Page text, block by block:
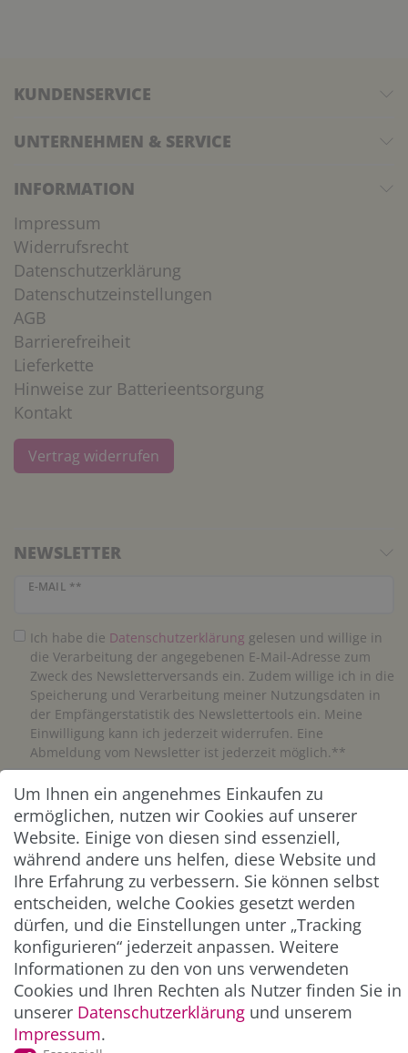
KUNDENSERVICE
UNTERNEHMEN & SERVICE
INFORMATION
Impressum
Widerrufsrecht
Datenschutzerklärung
Datenschutzeinstellungen
AGB
Barrierefreiheit
Lieferkette
Hinweise zur Batterieentsorgung
Kontakt
Vertrag widerrufen
NEWSLETTER
E-MAIL **
Newsletter Honig
Ich habe die Daten­schutz­erklärung gelesen und willige in
die Verarbeitung der angegebenen E-Mail-Adresse zum
Zweck des Newsletterversands ein. Zudem willige ich in die
Speicherung und Verarbeitung meiner Nutzungsdaten in
der Empfängerstatistik des Newslettertools ein. Meine
Einwilligung kann ich jederzeit widerrufen. Eine
Abmeldung vom Newsletter ist jederzeit möglich.**
Abonnieren
** Hierbei handelt es sich um ein Pflichtfeld.
ZAHLUNG & VERSAND
Um Ihnen ein angenehmes Einkaufen zu
ermöglichen, nutzen wir Cookies auf unserer
Website. Einige von diesen sind essenziell,
während andere uns helfen, diese Website und
Ihre Erfahrung zu verbessern. Sie können selbst
entscheiden, welche Cookies gesetzt werden
dürfen, und die Einstellungen unter „Tracking
konfigurieren“ jederzeit anpassen. Weitere
Informationen zu den von uns verwendeten
Cookies und Ihren Rechten als Nutzer finden Sie in
unserer Daten­schutz­erklärung und unserem
Impressum.